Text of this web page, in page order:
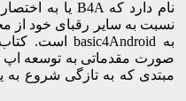
نسبت به سایر رقبای خود از
است.
صورت مقدماتی به توسعه اپ
مبتدی که به تازگی شروع به